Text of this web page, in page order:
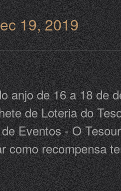
19, 2019
anjo de 16 a 18 de
de Loteria do
Eventos - O
como recompensa